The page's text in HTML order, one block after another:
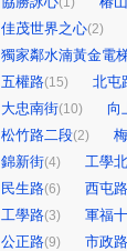
佳茂世界之心(2)
獨家鄰水湳黃金電
五權路(15) 北屯
大忠南街(10) 向
松竹路二段(2)
錦新街(4) 工學
民生路(6) 西屯
工學路(3) 軍福
公正路(9) 市政路